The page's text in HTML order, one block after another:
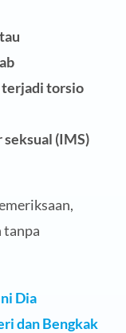
terjadi torsio
(IMS)
tanpa
Dia
dan Bengkak